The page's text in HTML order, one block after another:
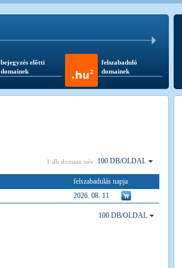
bejegyzés előtti
domainek
felszabaduló
domainek
1 db domain név 100 DB/OLDAL
felszabadulás napja
2026. 08. 11
100 DB/OLDAL